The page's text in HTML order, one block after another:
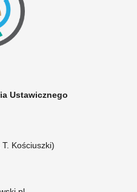
Ustawicznego
Kościuszki)